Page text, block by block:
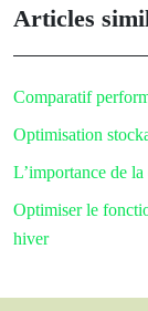
Articles
Comparatif
Optimisation
L’importance de
Optimiser le
hiver